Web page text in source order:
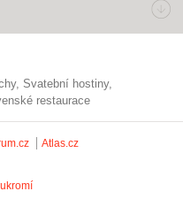
svatební hostiny
restaurace
Atlas.cz